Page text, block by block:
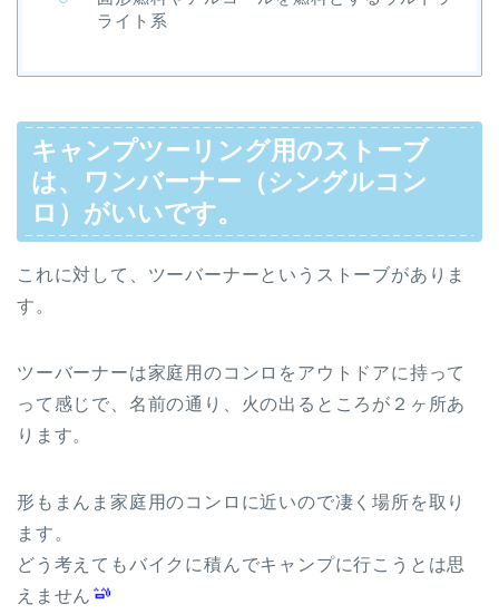
ライト系
キャンプツーリング用のストーブ
は、ワンバーナー（シングルコン
ロ）がいいです。
これに対して、ツーバーナーというストーブがありま
す。
ツーバーナーは家庭用のコンロをアウトドアに持って
って感じで、名前の通り、火の出るところが２ヶ所あ
ります。
形もまんま家庭用のコンロに近いので凄く場所を取り
ます。
どう考えてもバイクに積んでキャンプに行こうとは思
えません